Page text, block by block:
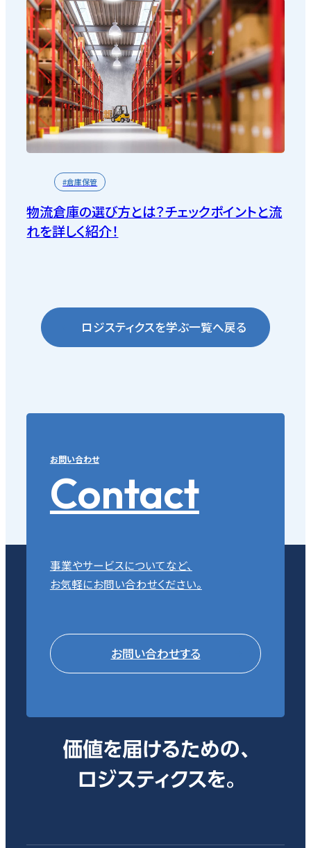
#倉庫保管
物流倉庫の選び方とは？チェックポイントと流
れを詳しく紹介！
ロジスティクスを学ぶ一覧へ戻る
お問い合わせ
Contact
事業やサービスについてなど、
お気軽にお問い合わせください。
お問い合わせする